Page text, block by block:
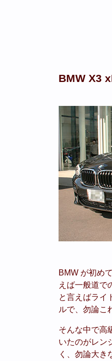
BMW X3
BMW が初め
えば一般道で
と言えばライ
ルで、勿論こ
そんな中で高
いたのがレン
く、勿論大き